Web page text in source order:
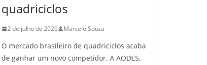
quadriciclos
2 de julho de 2026 Marcelo Souza
O mercado brasileiro de quadriciclos acaba
de ganhar um novo competidor. A AODES,